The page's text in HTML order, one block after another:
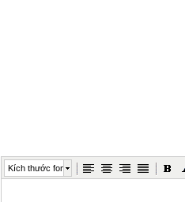
Kích thước font